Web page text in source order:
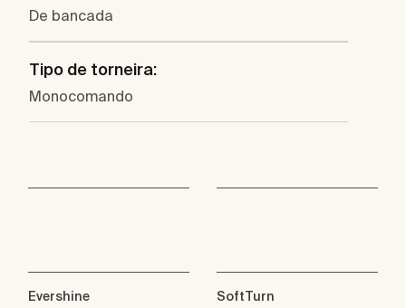
De bancada
Tipo de torneira:
Monocomando
Evershine SoftTurn